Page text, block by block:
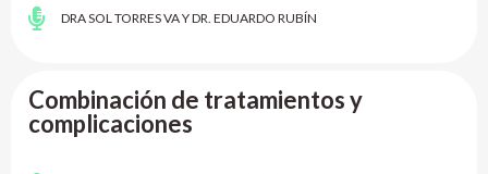
DRA SOL TORRES VA Y DR. EDUARDO RUBÍN
Combinación de tratamientos y
complicaciones